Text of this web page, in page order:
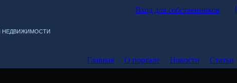
Вход для собственников
НЕДВИЖИМОСТИ
Главная О портале Новости Статьи